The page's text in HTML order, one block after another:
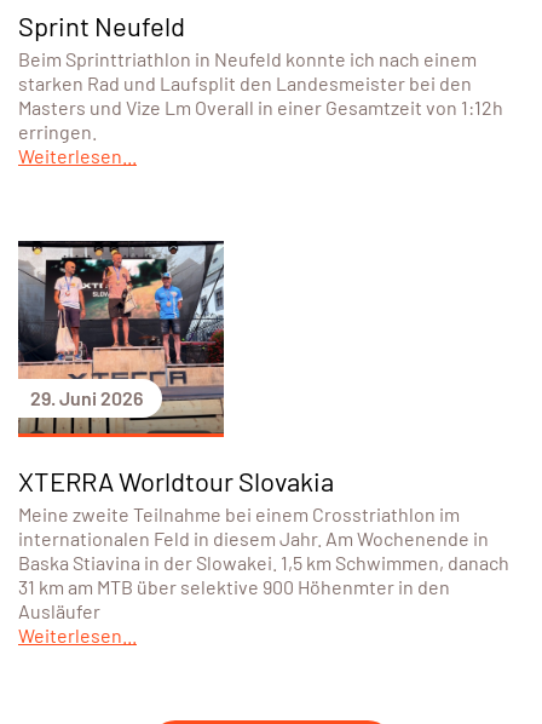
Sprint Neufeld
Beim Sprinttriathlon in Neufeld konnte ich nach einem
starken Rad und Laufsplit den Landesmeister bei den
Masters und Vize Lm Overall in einer Gesamtzeit von 1:12h
erringen.
Weiterlesen...
29. Juni 2026
XTERRA Worldtour Slovakia
Meine zweite Teilnahme bei einem Crosstriathlon im
internationalen Feld in diesem Jahr. Am Wochenende in
Baska Stiavina in der Slowakei. 1,5 km Schwimmen, danach
31 km am MTB über selektive 900 Höhenmter in den
Ausläufer
Weiterlesen...